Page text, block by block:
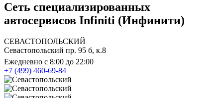
Сеть специализированных
автосервисов Infiniti (Инфинити)
СЕВАСТОПОЛЬСКИЙ
Севастопольский пр. 95 б, к.8
Ежедневно с 8:00 до 22:00
+7 (499) 460-69-84